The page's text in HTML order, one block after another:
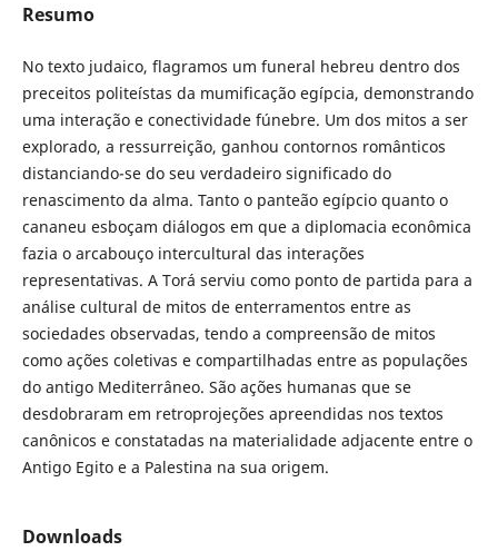
Resumo
No texto judaico, flagramos um funeral hebreu dentro dos
preceitos politeístas da mumificação egípcia, demonstrando
uma interação e conectividade fúnebre. Um dos mitos a ser
explorado, a ressurreição, ganhou contornos românticos
distanciando-se do seu verdadeiro significado do
renascimento da alma. Tanto o panteão egípcio quanto o
cananeu esboçam diálogos em que a diplomacia econômica
fazia o arcabouço intercultural das interações
representativas. A Torá serviu como ponto de partida para a
análise cultural de mitos de enterramentos entre as
sociedades observadas, tendo a compreensão de mitos
como ações coletivas e compartilhadas entre as populações
do antigo Mediterrâneo. São ações humanas que se
desdobraram em retroprojeções apreendidas nos textos
canônicos e constatadas na materialidade adjacente entre o
Antigo Egito e a Palestina na sua origem.
Downloads